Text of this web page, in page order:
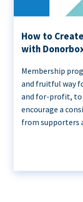
How to
with
Membership
and fruitful way
and for-profit, to
encourage a
from supporters